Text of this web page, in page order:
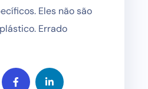
Eles não são
Errado